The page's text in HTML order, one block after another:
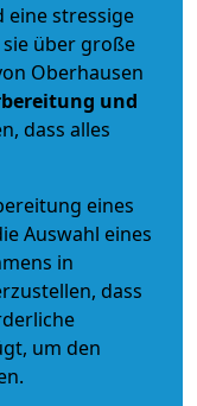
eine stressige
über große
Oberhausen
und
dass alles
eines
Auswahl eines
in
dass
um den